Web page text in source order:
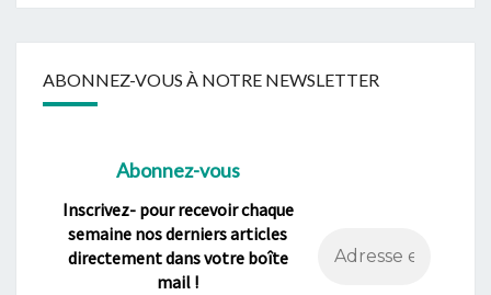
ABONNEZ-VOUS À NOTRE NEWSLETTER
Abonnez-vous
Inscrivez- pour recevoir chaque
semaine nos derniers articles
directement dans votre boîte
mail !